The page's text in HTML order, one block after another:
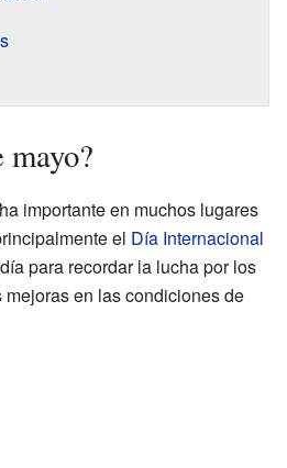
mayo?
importante en muchos lugares
el Día Internacional
para recordar la lucha por los
en las condiciones de